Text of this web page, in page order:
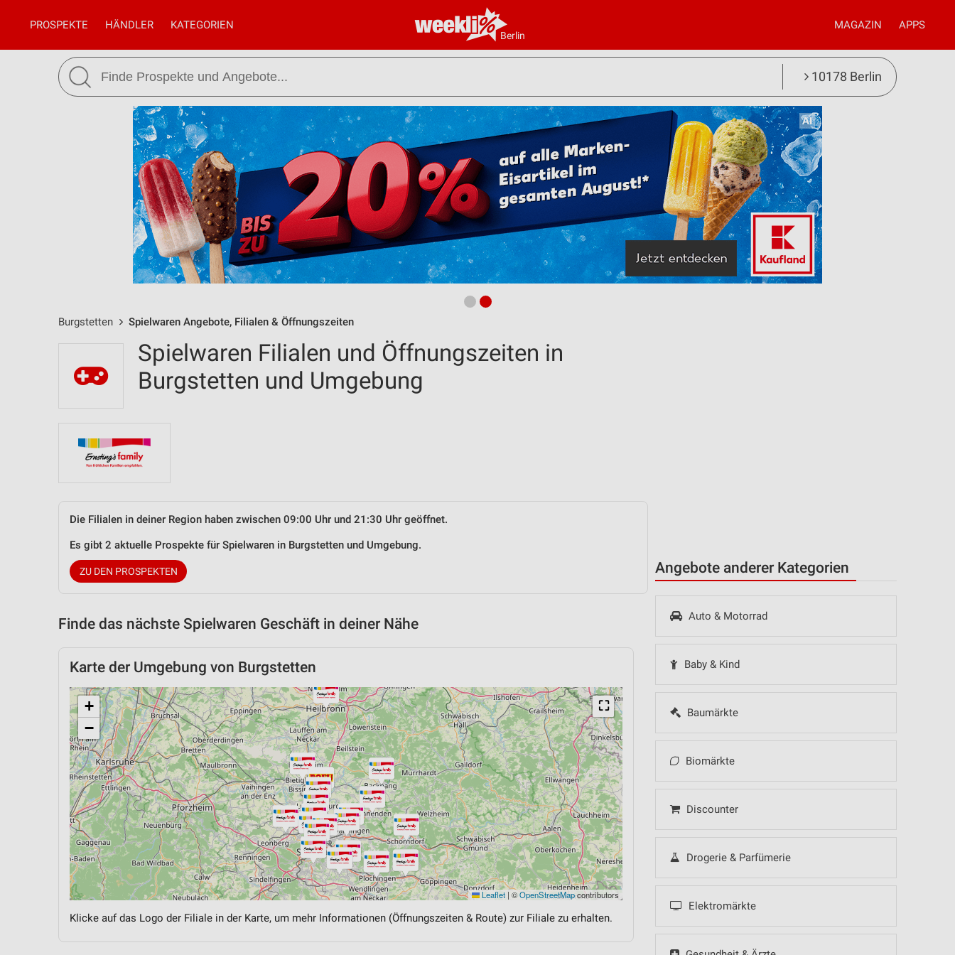
Berlin
PROSPEKTE HÄNDLER KATEGORIEN MAGAZIN APPS
10178 Berlin
Burgstetten Spielwaren Angebote, Filialen & Öffnungszeiten
Angebote anderer Kategorien
Auto & Motorrad
Baby & Kind
Baumärkte
Biomärkte
Discounter
Drogerie & Parfümerie
Elektromärkte
Spielwaren Filialen und Öffnungszeiten in
Burgstetten und Umgebung
Die Filialen in deiner Region haben zwischen 09:00 Uhr und 21:30 Uhr geöffnet.
Es gibt 2 aktuelle Prospekte für Spielwaren in Burgstetten und Umgebung.
ZU DEN PROSPEKTEN
Finde das nächste Spielwaren Geschäft in deiner Nähe
Karte der Umgebung von Burgstetten
⛶
+
−
Leaflet | ©OpenStreetMapcontributors
Klicke auf das Logo der Filiale in der Karte, um mehr Informationen (Öffnungszeiten & Route) zur Filiale zu erhalten.